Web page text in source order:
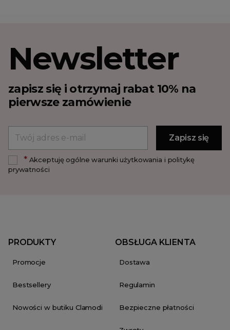
Newsletter
zapisz się i otrzymaj rabat 10% na
pierwsze zamówienie
*Akceptuję ogólne warunki użytkowania i politykę
prywatności
PRODUKTY
Promocje
Bestsellery
Nowości w butiku Clamodi
OBSŁUGA KLIENTA
Dostawa
Regulamin
Bezpieczne płatności